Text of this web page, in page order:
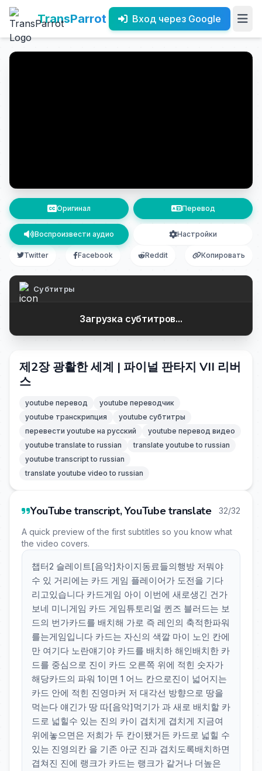
TransParrot Вход через Google
Оригинал Перевод
Воспроизвести аудио Настройки
Twitter Facebook Reddit Копировать
Субтитры
Загрузка субтитров...
제2장 광활한 세계 | 파이널 판타지 VII 리버
스
youtube перевод
youtube переводчик
youtube транскрипция
youtube субтитры
перевести youtube на русский
youtube перевод видео
youtube translate to russian
translate youtube to russian
youtube transcript to russian
translate youtube video to russian
YouTube transcript, YouTube translate 32/32
A quick preview of the first subtitles so you know what
the video covers.
챕터2 슬레이트[음악]차이지동료들의행방 저뭐야
수 있 거리에는 카드 게임 플레이어가 도전을 기다
리고있습니다 카드게임 아이 이번에 새로생긴 건가
보네 미니게임 카드 게임튜토리얼 퀸즈 블러드는 보
드의 번가카드를 배치해 가로 즉 레인의 축적한파워
를는게임입니다 카드는 자신의 색깔 마이 노인 칸에
만 여기다 노란얘기야 카드를 배치하 해인배치한 카
드를 중심으로 진이 카드 오른쪽 위에 적힌 숫자가
해당카드의 파워 1이면 1 어느 칸으로진이 넓어지는
카드 안에 적힌 진영마커 저 대각선 방향으로 땅을
먹는다 얘긴가 땅 따[음악]먹기가 과 새로 배치할 카
드로 넓힐수 있는 진의 카이 겹치게 겹치게 지금여
위에놓으면은 저희가 두 칸이됐거든 카드로 넓힐 수
있는 진영의칸 을 기존 아군 진과 겹치도록배치하면
겹쳐진 진에 랭크가 카드는 랭크가 같거나 더높은